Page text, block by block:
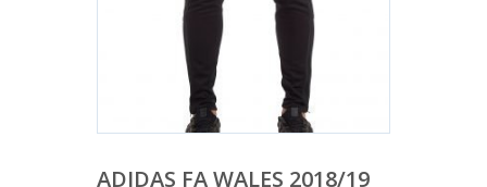
ADIDAS FA WALES 2018/19